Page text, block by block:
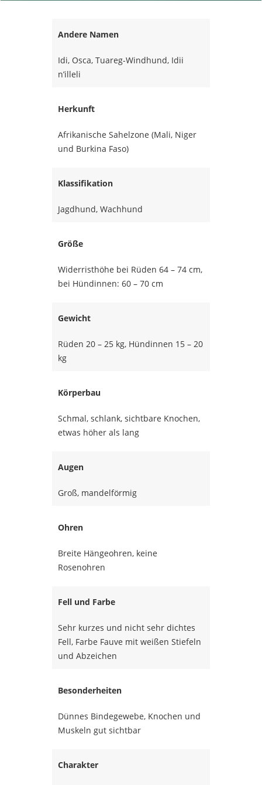
Andere Namen
Idi, Osca, Tuareg-Windhund, Idii
n’illeli
Herkunft
Afrikanische Sahelzone (Mali, Niger
und Burkina Faso)
Klassifikation
Jagdhund, Wachhund
Größe
Widerristhöhe bei Rüden 64 – 74 cm,
bei Hündinnen: 60 – 70 cm
Gewicht
Rüden 20 – 25 kg, Hündinnen 15 – 20
kg
Körperbau
Schmal, schlank, sichtbare Knochen,
etwas höher als lang
Augen
Groß, mandelförmig
Ohren
Breite Hängeohren, keine
Rosenohren
Fell und Farbe
Sehr kurzes und nicht sehr dichtes
Fell, Farbe Fauve mit weißen Stiefeln
und Abzeichen
Besonderheiten
Dünnes Bindegewebe, Knochen und
Muskeln gut sichtbar
Charakter